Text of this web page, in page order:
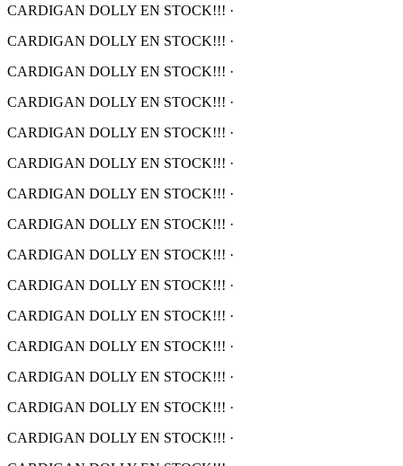
CARDIGAN DOLLY EN STOCK!!! ·
CARDIGAN DOLLY EN STOCK!!! ·
CARDIGAN DOLLY EN STOCK!!! ·
CARDIGAN DOLLY EN STOCK!!! ·
CARDIGAN DOLLY EN STOCK!!! ·
CARDIGAN DOLLY EN STOCK!!! ·
CARDIGAN DOLLY EN STOCK!!! ·
CARDIGAN DOLLY EN STOCK!!! ·
CARDIGAN DOLLY EN STOCK!!! ·
CARDIGAN DOLLY EN STOCK!!! ·
CARDIGAN DOLLY EN STOCK!!! ·
CARDIGAN DOLLY EN STOCK!!! ·
CARDIGAN DOLLY EN STOCK!!! ·
CARDIGAN DOLLY EN STOCK!!! ·
CARDIGAN DOLLY EN STOCK!!! ·